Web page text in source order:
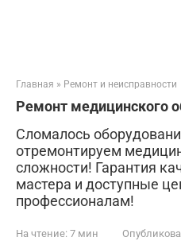
Главная » Ремонт и неисправности
Ремонт медицинского
Сломалось
отремонтируем
сложности! Гарантия
мастера и доступные
профессионалам!
На чтение: 7 мин